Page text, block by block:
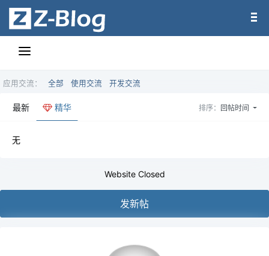
应用交流： 全部 使用交流 开发交流
最新 精华 排序： 回帖时间
无
Website Closed
发新帖